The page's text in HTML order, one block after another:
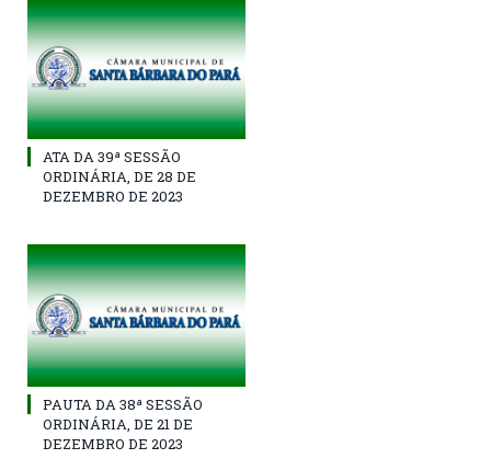
ATA DA 39ª SESSÃO
ORDINÁRIA, DE 28 DE
DEZEMBRO DE 2023
PAUTA DA 38ª SESSÃO
ORDINÁRIA, DE 21 DE
DEZEMBRO DE 2023